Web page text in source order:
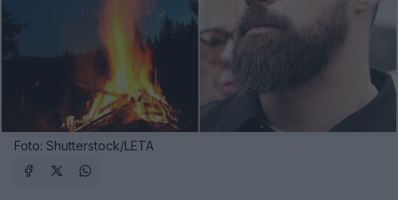
Foto: Shutterstock/LETA